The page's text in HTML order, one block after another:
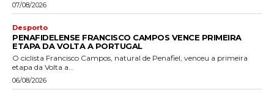
07/08/2026
Desporto
PENAFIDELENSE FRANCISCO CAMPOS VENCE PRIMEIRA
ETAPA DA VOLTA A PORTUGAL
O ciclista Francisco Campos, natural de Penafiel, venceu a primeira
etapa da Volta a...
06/08/2026